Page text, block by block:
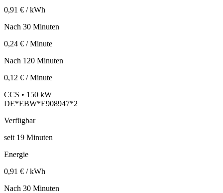
0,91 € / kWh
Nach 30 Minuten
0,24 € / Minute
Nach 120 Minuten
0,12 € / Minute
CCS • 150 kW
DE*EBW*E908947*2
Verfügbar
seit 19 Minuten
Energie
0,91 € / kWh
Nach 30 Minuten